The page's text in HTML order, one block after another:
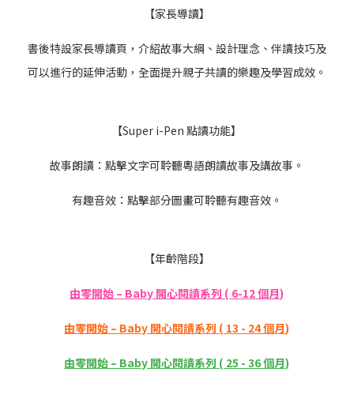
【家長導讀】
書後特設家長導讀頁，介紹故事大綱、設計理念、伴讀技巧及
可以進行的延伸活動，全面提升親子共讀的樂趣及學習成效。
【Super i-Pen 點讀功能】
故事朗讀：點擊文字可聆聽粵語朗讀故事及講故事。
有趣音效：點擊部分圖畫可聆聽有趣音效。
【年齡階段】
由零開始 – Baby 開心閱讀系列 ( 6-12 個月)
由零開始 – Baby 開心閱讀系列 ( 13 - 24 個月)
由零開始 – Baby 開心閱讀系列 ( 25 - 36 個月)